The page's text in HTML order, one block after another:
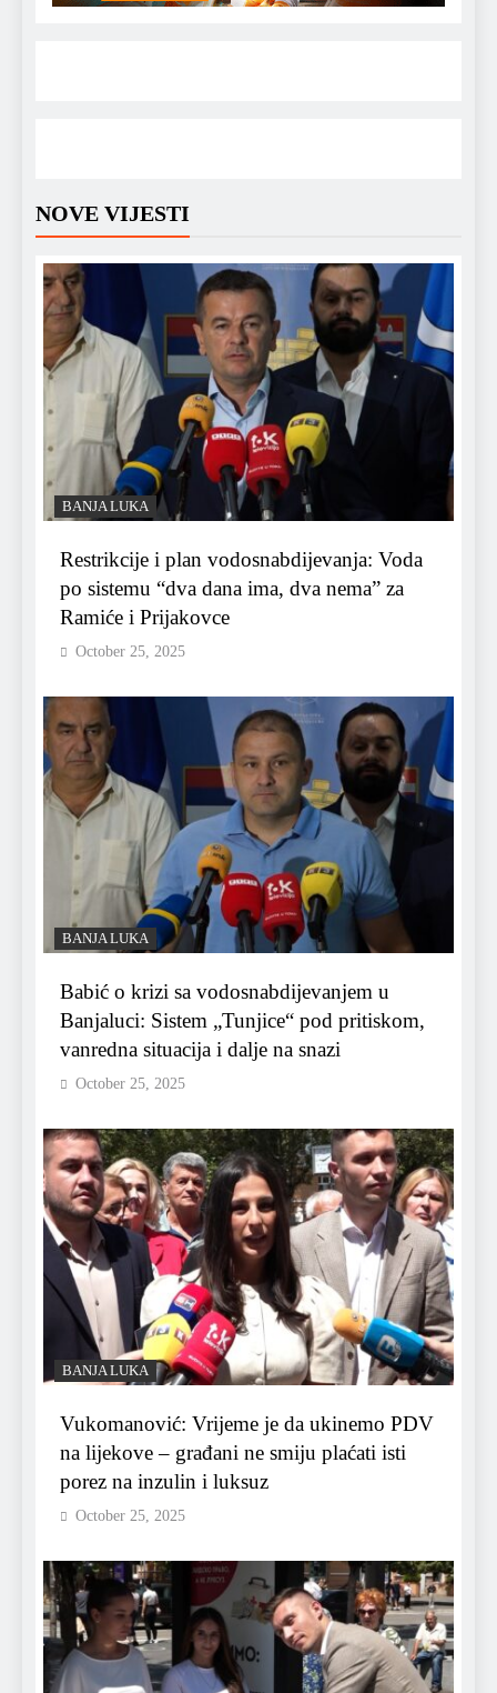
NOVE VIJESTI
BANJA LUKA
Restrikcije i plan vodosnabdijevanja: Voda
po sistemu “dva dana ima, dva nema” za
Ramiće i Prijakovce
October 25, 2025
BANJA LUKA
Babić o krizi sa vodosnabdijevanjem u
Banjaluci: Sistem „Tunjice“ pod pritiskom,
vanredna situacija i dalje na snazi
October 25, 2025
BANJA LUKA
Vukomanović: Vrijeme je da ukinemo PDV
na lijekove – građani ne smiju plaćati isti
porez na inzulin i luksuz
October 25, 2025